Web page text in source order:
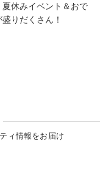
休みイベント＆おで
りだくさん！
ィ情報をお届け